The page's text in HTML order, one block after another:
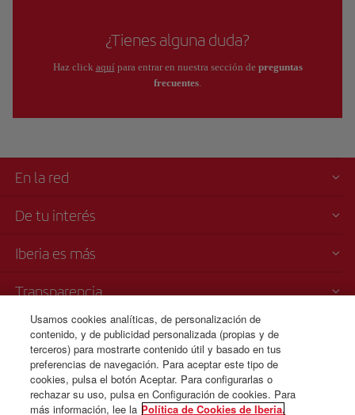
¿Tienes alguna duda?
Haz click aquípara entrar en nuestra sección de preguntas
frecuentes
En la red
De tu interés
Iberia es más
Transparencia
Venta telefónica de billetes
+54 11 5354 8125
Teléfono desde Argentina
Lunes a Domingo 00:00 - 24:00 horas ( español e inglés).
Usamos cookies analíticas, de personalización de
contenido, y de publicidad personalizada (propias y de
terceros) para mostrarte contenido útil y basado en tus
preferencias de navegación. Para aceptar este tipo de
cookies, pulsa el botón Aceptar. Para configurarlas o
rechazar su uso, pulsa en Configuración de cookies. Para
más información, lee la Política de Cookies de Iberia.